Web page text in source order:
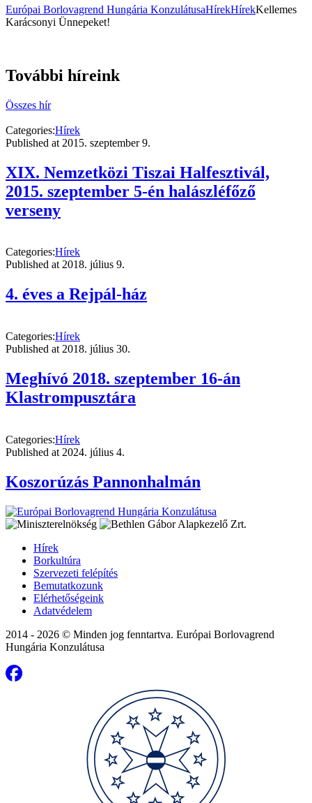
Európai Borlovagrend Hungária KonzulátusaHírekHírekKellemes
Karácsonyi Ünnepeket!
További híreink
Összes hír
Categories:Hírek
Published at 2015. szeptember 9.
XIX. Nemzetközi Tiszai Halfesztivál,
2015. szeptember 5-én halászléfőző
verseny
Categories:Hírek
Published at 2018. július 9.
4. éves a Rejpál-ház
Categories:Hírek
Published at 2018. július 30.
Meghívó 2018. szeptember 16-án
Klastrompusztára
Categories:Hírek
Published at 2024. július 4.
Koszorúzás Pannonhalmán
Hírek
Borkultúra
Szervezeti felépítés
Bemutatkozunk
Elérhetőségeink
Adatvédelem
2014 - 2026 © Minden jog fenntartva. Európai Borlovagrend
Hungária Konzulátusa